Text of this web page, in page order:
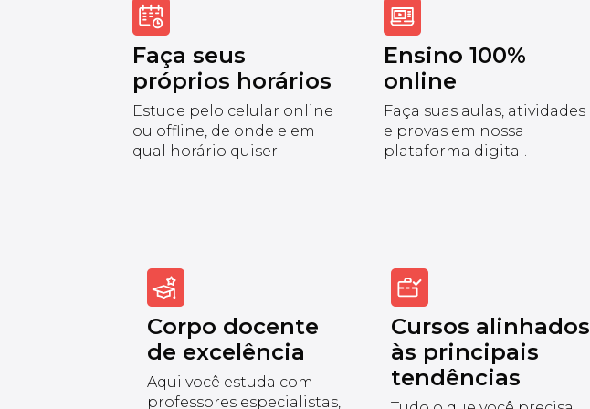
Faça seus
próprios horários
Estude pelo celular online
ou offline, de onde e em
qual horário quiser.
Ensino 100%
online
Faça suas aulas, atividades
e provas em nossa
plataforma digital.
Corpo docente
de excelência
Aqui você estuda com
professores especialistas,
Cursos alinhados
às principais
tendências